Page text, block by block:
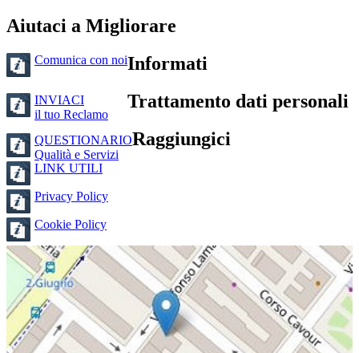
Aiutaci a Migliorare
Comunica con noi
INVIACI
il tuo Reclamo
QUESTIONARIO
Qualità e Servizi
Informati
LINK UTILI
Trattamento dati personali
Privacy Policy
Cookie Policy
Raggiungici